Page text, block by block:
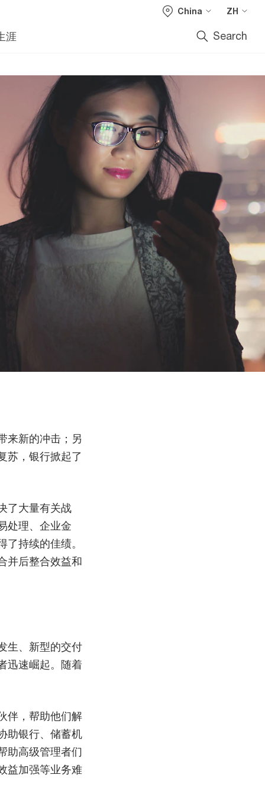
涯
China ZH
Search
来新的冲击；另
苏，银行掀起了
了大量有关战
处理、企业金
持续的佳绩。
并后整合效益和
生、新型的交付
迅速崛起。随着
伴，帮助他们解
助银行、储蓄机
助高级管理者们
益加强等业务难